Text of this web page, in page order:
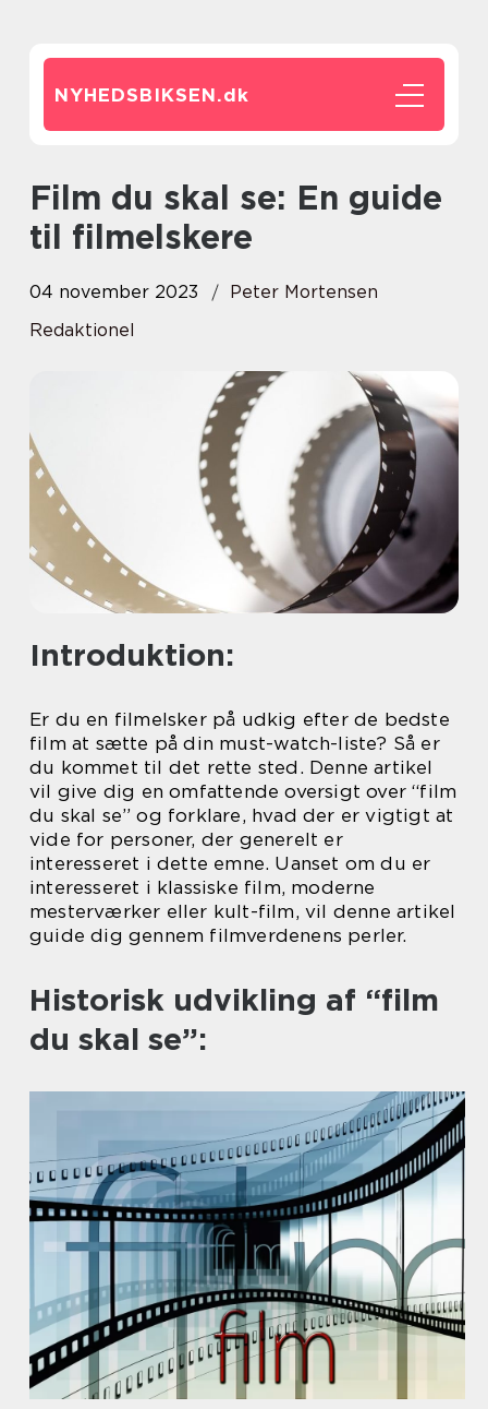
NYHEDSBIKSEN.dk
Film du skal se: En guide
til filmelskere
04 november 2023
Peter Mortensen
Redaktionel
Introduktion:
Er du en filmelsker på udkig efter de bedste
film at sætte på din must-watch-liste? Så er
du kommet til det rette sted. Denne artikel
vil give dig en omfattende oversigt over “film
du skal se” og forklare, hvad der er vigtigt at
vide for personer, der generelt er
interesseret i dette emne. Uanset om du er
interesseret i klassiske film, moderne
mesterværker eller kult-film, vil denne artikel
guide dig gennem filmverdenens perler.
Historisk udvikling af “film
du skal se”: